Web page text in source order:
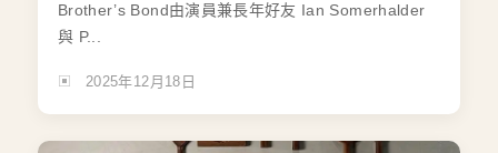
Brother’s Bond由演員兼長年好友 Ian Somerhalder
與 P...
2025年12月18日